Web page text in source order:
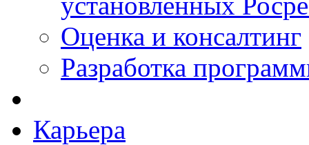
Оценка и консалтинг
Разработка
Карьера